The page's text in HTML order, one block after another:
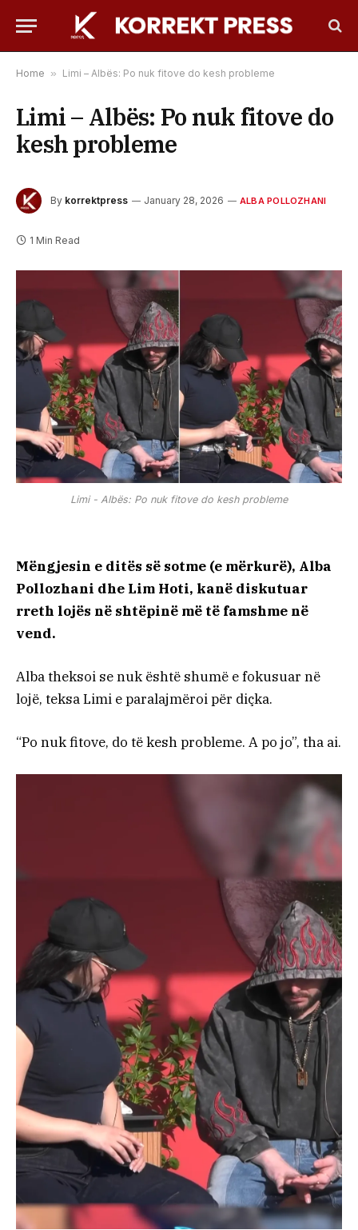
Home » Limi – Albës: Po nuk fitove do kesh probleme
Limi – Albës: Po nuk fitove do
kesh probleme
By korrektpress January 28, 2026 ALBA POLLOZHANI
1 Min Read
Limi - Albës: Po nuk fitove do kesh probleme
Mëngjesin e ditës së sotme (e mërkurë), Alba
Pollozhani dhe Lim Hoti, kanë diskutuar
rreth lojës në shtëpinë më të famshme në
vend.
Alba theksoi se nuk është shumë e fokusuar në
lojë, teksa Limi e paralajmëroi për diçka.
“Po nuk fitove, do të kesh probleme. A po jo”, tha ai.